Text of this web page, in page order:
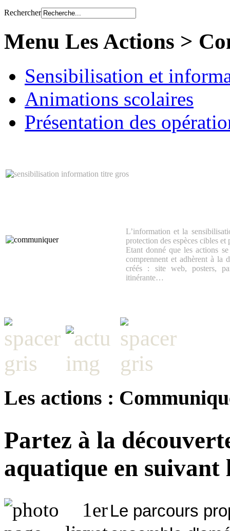
Rechercher
Menu Les Actions >
Sensibilisation et
Animations scolaires
Présentation des
L’information et la
protection des espèces cibles
Etant donné que les actions
comprennent et adhèrent à la
créés : site web, posters,
itinérante…
Les actions :
Partez à la
aquatique en suivant
Le parcours